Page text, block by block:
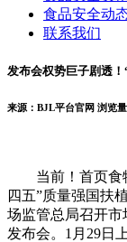
食品安全动
联系我们
发布会权势巨子剧透
来源：BJL平台官网 浏览量
当前！首页食物
四五”质量强国扶
场监管总局召开
发布会。1月29日